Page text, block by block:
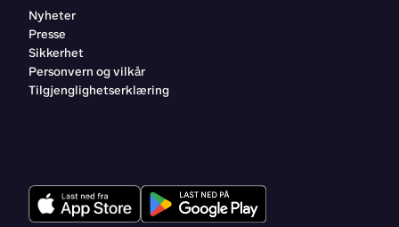
Nyheter
Presse
Sikkerhet
Personvern og vilkår
Tilgjenglighetserklæring